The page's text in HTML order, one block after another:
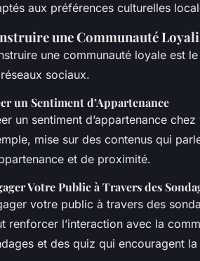
aux préférences culturelles
une Communauté
une communauté loyale est
sociaux.
un Sentiment d’Appartenance
un sentiment d’appartenance
mise sur des contenus qui
et de proximité.
Votre Public à Travers des
votre public à travers des
renforcer l’interaction avec la
et des quiz qui encouragent